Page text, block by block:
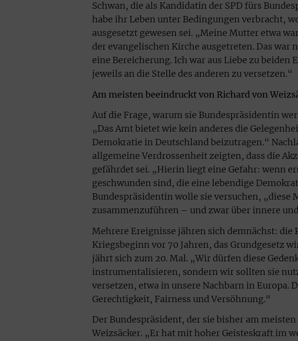
Schwan, die als Kandidatin der SPD fürs
habe ihr Leben unter Bedingungen verbracht,
ausgesetzt gewesen sei. „Meine Mutter etwa
der evangelischen Kirche ausgetreten. Das war
eine Bereicherung. Ich war aus Liebe zu beiden
jeweils an die Stelle des anderen zu versetzen.“
Am meisten beeindruckt von Richard von
Auf die Frage, warum sie Bundespräsidentin
„Das Amt bietet wie kein anderes die
Demokratie in Deutschland beizutragen.“
allgemeine Verdrossenheit zeigten, dass die
gefährdet sei. „Hierin liegt eine Gefahr: wenn
geschwunden sind, die eine lebendige
Bundespräsidentin wolle sie versuchen, „diese
zusammenzuführen – und zwar über innere
Mehrere Ereignisse jähren sich demnächst: die
Kriegsbeginn vor 70 Jahren, das Grundgesetz
jährt sich zum 20. Mal. „Wir dürfen diese
instrumentalisieren, sondern wir sollten sie
versetzen, etwa in unsere Nachbarn in Europa.
Gerechtigkeit, Fairness und Versöhnung.“
Der Bundespräsident, der sie bisher am
Weizsäcker. „Er hat mit hoher Geisteskraft im